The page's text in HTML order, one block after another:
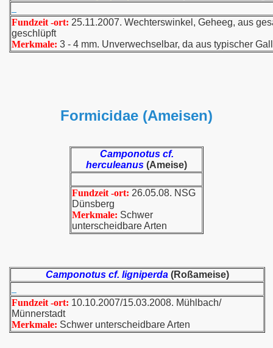
Fundzeit -ort: 25.11.2007. Wechterswinkel, Geheeg, aus
geschlüpft
Merkmale: 3 - 4 mm. Unverwechselbar, da aus typischer
Formicidae (Ameisen)
Camponotus cf.
herculeanus (Ameise)
Fundzeit -ort: 26.05.08. NSG
Dünsberg
Merkmale: Schwer
unterscheidbare Arten
Camponotus cf. ligniperda (Roßameise)
Fundzeit -ort: 10.10.2007/15.03.2008. Mühlbach/
Münnerstadt
Merkmale: Schwer unterscheidbare Arten